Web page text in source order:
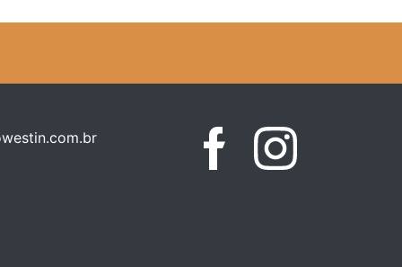
FacebookInstagram